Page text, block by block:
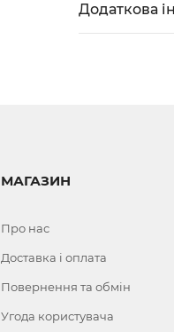
Додаткова
МАГАЗИН
Про нас
Доставка і оплата
Повернення та обмін
Угода користувача